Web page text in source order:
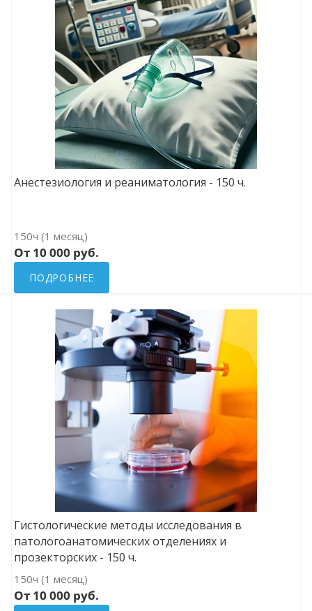
Анестезиология и реаниматология - 150 ч.
150ч (1 месяц)
От 10 000 руб.
ПОДРОБНЕЕ
Гистологические методы исследования в
патологоанатомических отделениях и
прозекторских - 150 ч.
150ч (1 месяц)
От 10 000 руб.